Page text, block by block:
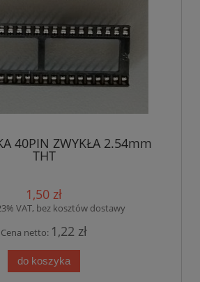
40PIN ZWYKŁA 2.54mm
THT
1,50 zł
VAT, bez kosztów dostawy
Cena netto: 1,22 zł
do koszyka